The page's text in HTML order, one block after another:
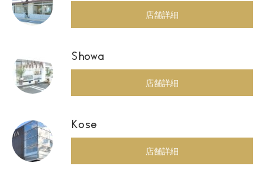
店舗詳細
Showa
店舗詳細
Kose
店舗詳細